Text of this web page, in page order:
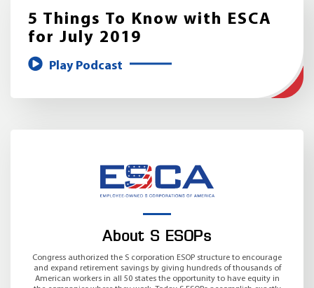
5 Things To Know with ESCA
for July 2019
Play Podcast
About S ESOPs
Congress authorized the S corporation ESOP structure to encourage
and expand retirement savings by giving hundreds of thousands of
American workers in all 50 states the opportunity to have equity in